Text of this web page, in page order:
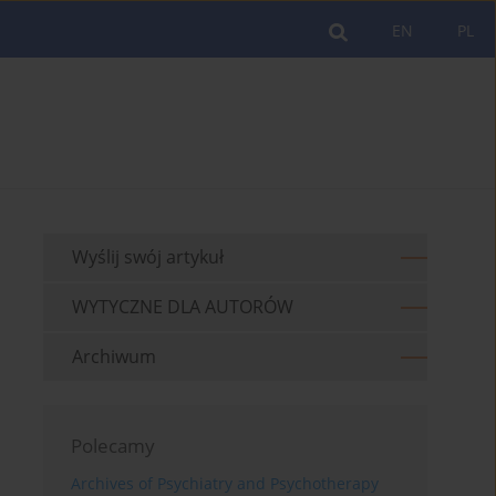
PL
EN
Wyślij swój artykuł
WYTYCZNE DLA AUTORÓW
Archiwum
Polecamy
Archives of Psychiatry and Psychotherapy